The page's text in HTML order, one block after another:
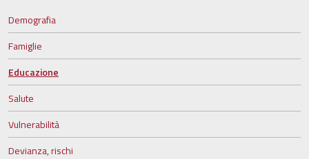
Demografia
Famiglie
Educazione
Salute
Vulnerabilità
Devianza, rischi